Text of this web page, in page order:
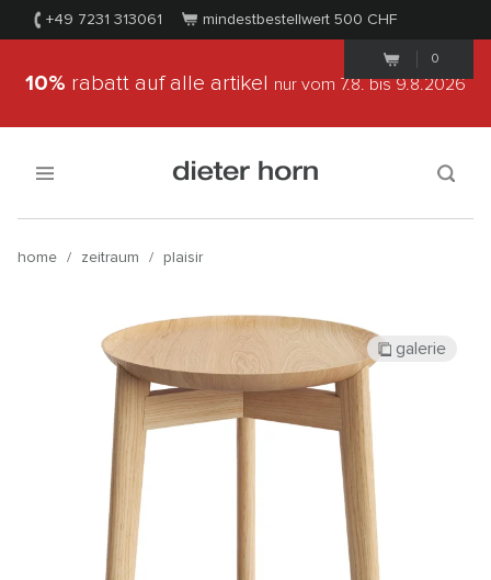
+49 7231 313061 mindestbestellwert 500 CHF
0
10% rabatt auf alle artikel nur vom 7.8.bis 9.8.2026
home / zeitraum / plaisir
galerie